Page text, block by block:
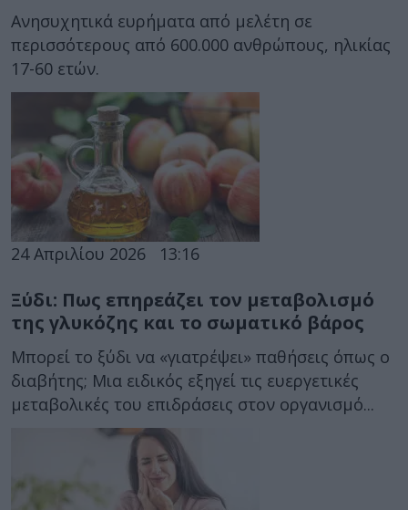
Ανησυχητικά ευρήματα από μελέτη σε
περισσότερους από 600.000 ανθρώπους, ηλικίας
17-60 ετών.
24 Απριλίου 2026 13:16
Ξύδι: Πως επηρεάζει τον μεταβολισμό
της γλυκόζης και το σωματικό βάρος
Μπορεί το ξύδι να «γιατρέψει» παθήσεις όπως ο
διαβήτης; Μια ειδικός εξηγεί τις ευεργετικές
μεταβολικές του επιδράσεις στον οργανισμό...